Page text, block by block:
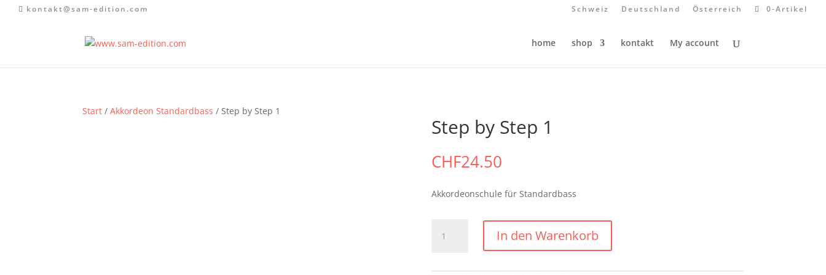
kontakt@sam-edition.com Schweiz Deutschland Österreich 0-Artikel
home shop kontakt My account
Start /Akkordeon Standardbass / Step by Step 1
Step by Step 1
CHF24.50
Akkordeonschule für Standardbass
In den Warenkorb